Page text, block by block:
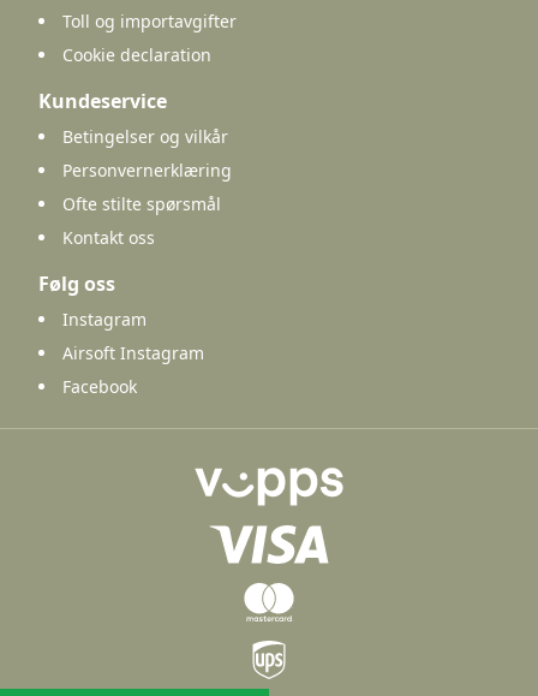
Toll og importavgifter
Cookie declaration
Kundeservice
Betingelser og vilkår
Personvernerklæring
Ofte stilte spørsmål
Kontakt oss
Følg oss
Instagram
Airsoft Instagram
Facebook